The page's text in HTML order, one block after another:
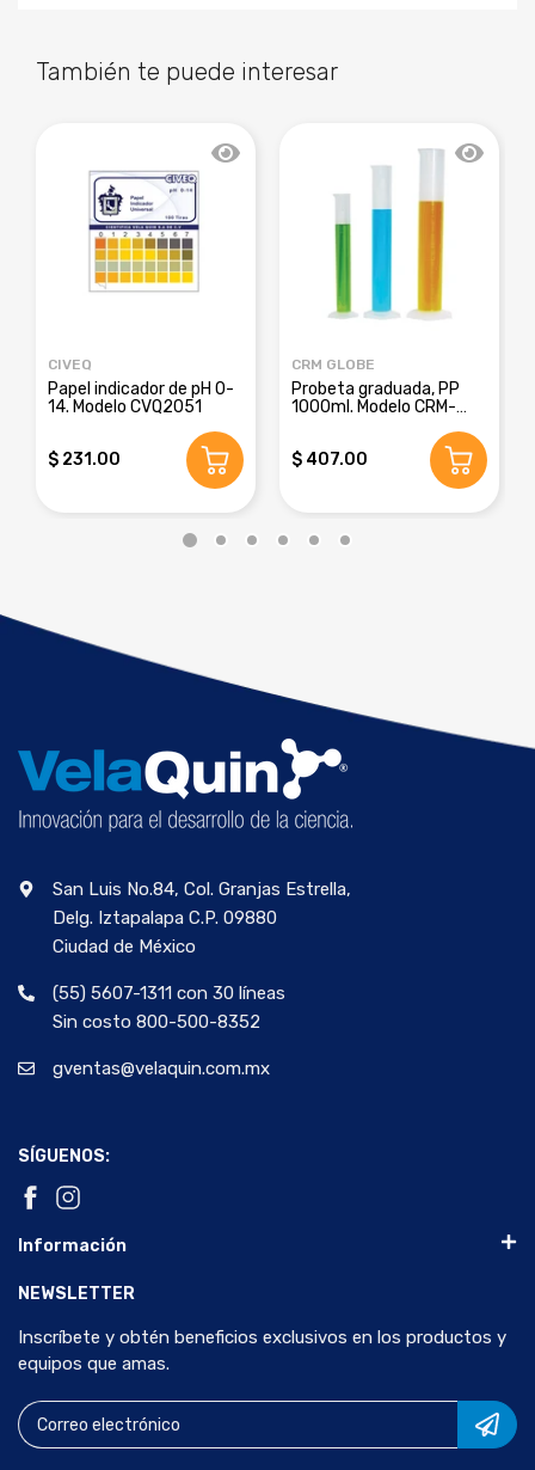
También te puede interesar
CIVEQ
Papel indicador de pH 0-
14. Modelo CVQ2051
$ 231.00
CRM GLOBE
Probeta graduada, PP
1000ml. Modelo CRM-
$ 407.00
San Luis No.84, Col. Granjas Estrella,
Delg. Iztapalapa C.P. 09880
Ciudad de México
(55) 5607-1311 con 30 líneas
Sin costo 800-500-8352
gventas@velaquin.com.mx
SÍGUENOS:
Información
NEWSLETTER
Inscríbete y obtén beneficios exclusivos en los productos y
equipos que amas.